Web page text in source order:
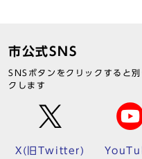
市公式SNS
SNSボタンをクリックすると
クします
X(旧Twitter)